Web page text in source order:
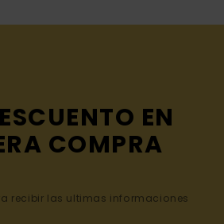
EN
COMPRA
recibir las ultimas informaciones